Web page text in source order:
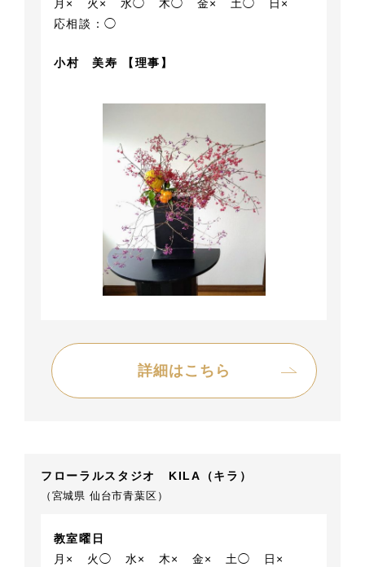
月×
火× 水◯ 木◯ 金× 土◯
日×
応相談：◯
小村 美寿 【理事】
詳細はこちら
フローラルスタジオ KILA（キラ）
（宮城県 仙台市青葉区）
教室曜日
月×
火◯ 水× 木× 金× 土◯
日×